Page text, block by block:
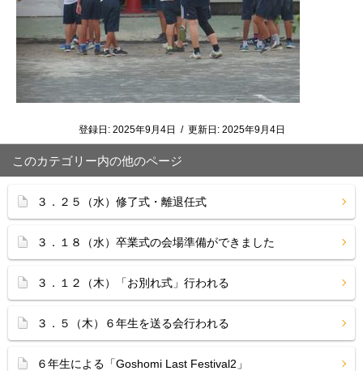
登録日: 2025年9月4日 / 更新日: 2025年9月4日
このカテゴリー内の他のページ
３．２５（水）修了式・離退任式
３．１８（水）卒業式の会場準備ができました
３．１２（木）「お別れ式」行われる
３．５（木）６年生を送る会行われる
６年生による「Goshomi Last Festival2」